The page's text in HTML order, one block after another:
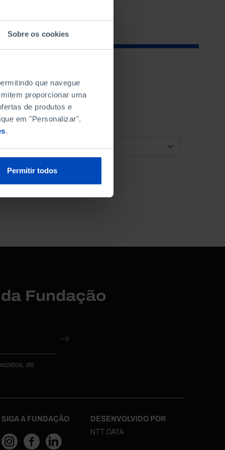
Sobre os cookies
que navegue
proporcionar uma
de produtos e
em "Personalizar".
.
Permitir todos
ORDENAR POR
Fundação
de
SIGA A FUNDAÇÃO DESENVOLVIDO POR
NTT DATA